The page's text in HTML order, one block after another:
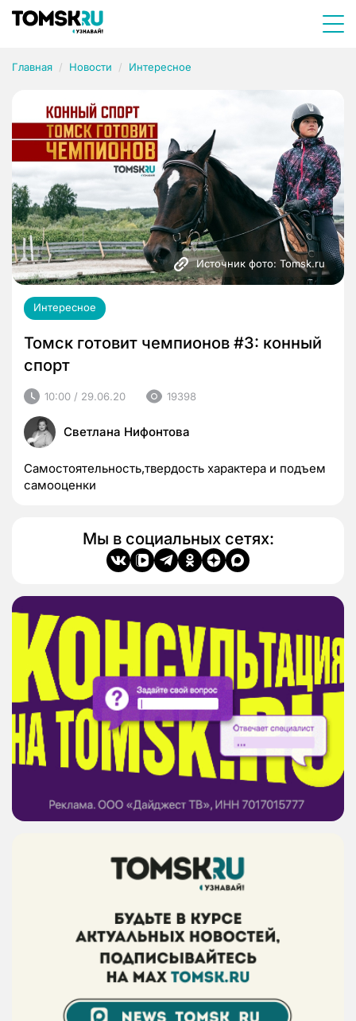
Главная Новости Интересное
Источник фото: Tomsk.ru
Интересное
Томск готовит чемпионов #3: конный
спорт
10:00 / 29.06.20 19398
Светлана Нифонтова
Самостоятельность,твердость характера и подъем
самооценки
Мы в социальных сетях: